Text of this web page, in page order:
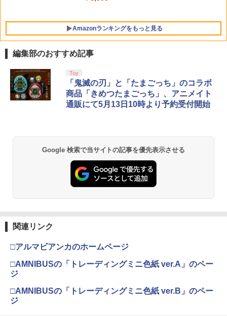
【定形外郵便のみ送料無料】Playstatio
n 5 特許取得済み 日本製 しまリス堂
￥1,999
ルなど 収納可能 ギフト プレゼント シン
￥1,100
Amazonランキングをもっと見る
1
日本語専用 Console Language: Japan
ese only (CFI-2200B01)
￥55,000
Beast of Reincarnation -PS5 【特典】
プロダクトコード 封入
￥7,286
￥11,980
トローラー ミッドナイト ブラック(CFI-
1
ラー + USB-C® ケーブル
￥8,300
2
【純正品】Xbox ワイヤレス コントロー
ラー (ロボット ホワイト)
￥7,681
【純正品】Xbox ワイヤレス コントロー
4
【純正品】Xbox 充電式バッテリー + US
￥2,618
1
窩座再来 通常版 [Blu-ray]
￥3,982
劇場版「鬼滅の刃」無限城編 第一章 猗
窩座再来 通常版 [DVD]
￥3,523
(オリジナル特典:オリジナル巾着＋メー
カー特典:【坤と離】二振りの剣、十翼よ
り来たる！スタジオ描き下ろしイラスト
ボード付) [Blu-ray]
￥10,780
編集部のおすすめ記事
Toy
「鬼滅の刃」と「たまごっち」のコラボ
商品「きめつたまごっち」、アニメイト
通販にて5月13日10時より予約受付開始
Google 検索で当サイトの記事を優先表示させる
関連リンク
□アルマビアンカのホームページ
□AMNIBUSの「トレーディングミニ色紙 ver.A」のペー
ジ
□AMNIBUSの「トレーディングミニ色紙 ver.B」のペー
ジ